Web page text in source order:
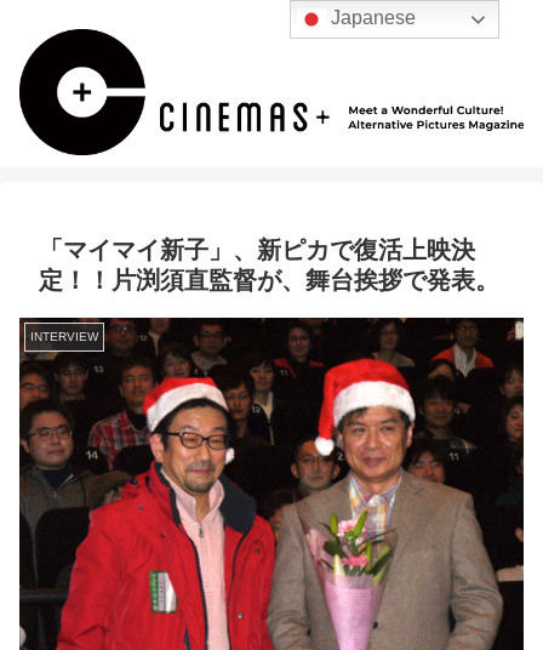
「マイマイ新子」、新ピカで復活上映決
定！！片渕須直監督が、舞台挨拶で発表。
INTERVIEW
Japanese